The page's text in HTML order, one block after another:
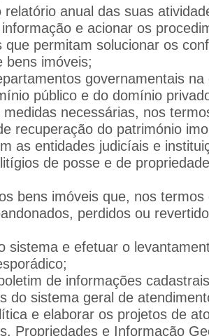
relatório anual das suas
e acionar os
que permitam solucionar os
bens imóveis;
governamentais
público e do domínio
necessárias, nos
recuperação do património
as entidades judicíais e
de posse e de
bens imóveis que, nos termos
perdidos ou
sistema e efetuar o
de informações
do sistema geral de
e elaborar os projetos de
Propriedades e Informação